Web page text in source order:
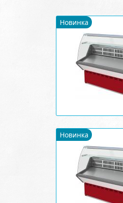
Новинка
Новинка